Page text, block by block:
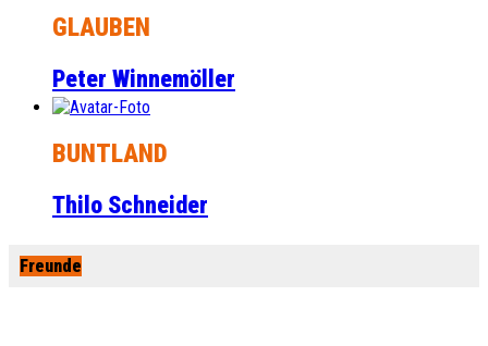
GLAUBEN
Peter Winnemöller
BUNTLAND
Thilo Schneider
Freunde